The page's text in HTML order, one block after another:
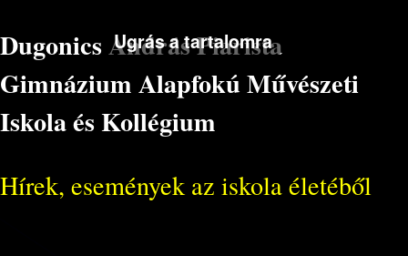
Ugrás a tartalomra
Dugonics András Piarista
Gimnázium Alapfokú Művészeti
Iskola és Kollégium
Hírek, események az iskola életéből